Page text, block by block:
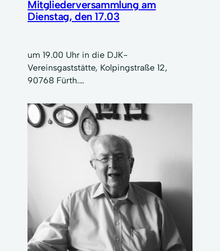
Mitgliederversammlung am
Dienstag, den 17.03
um 19.00 Uhr in die DJK-
Vereinsgaststätte, Kolpingstraße 12,
90768 Fürth.…